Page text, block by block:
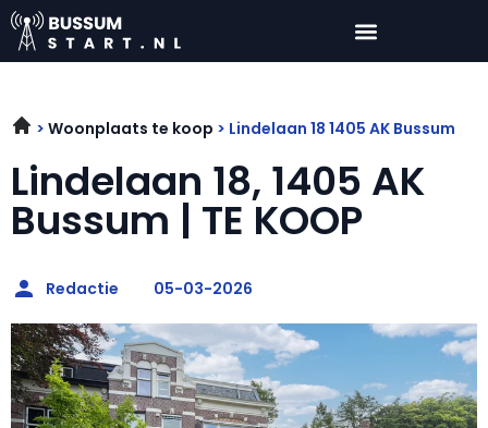
Woonplaats te koop Lindelaan 18 1405 AK Bussum
Lindelaan 18, 1405 AK
Bussum | TE KOOP
Redactie 05-03-2026